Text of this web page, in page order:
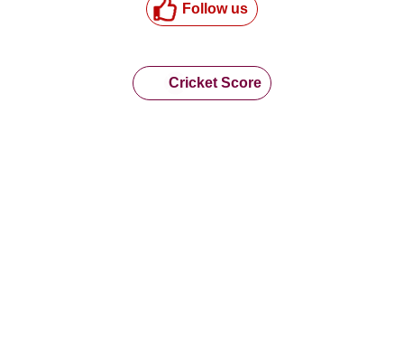
Follow us
Cricket Score